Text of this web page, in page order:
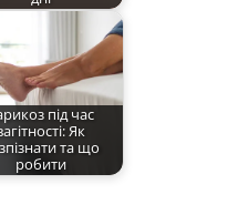
під час
Як
та що
робити